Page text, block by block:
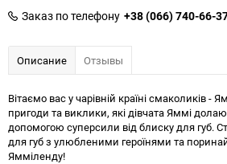
Заказ по телефону +38 (066) 740-66-
Описание Отзывы
Вітаємо вас у чарівній країні смаколиків -
пригоди та виклики, які дівчата Яммі
допомогою суперсили від блиску для губ.
для губ з улюбленими героїнями та
Ямміленду!